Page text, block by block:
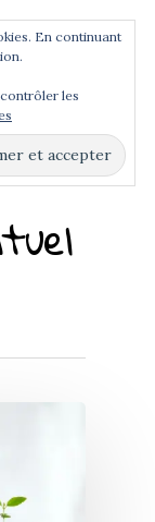
En continuant
les